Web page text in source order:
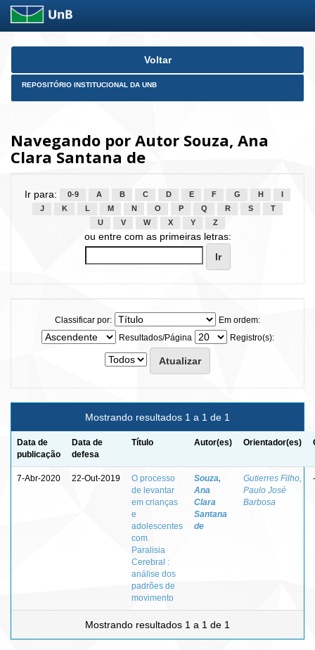
Skip
Voltar
REPOSITÓRIO INSTITUCIONAL DA UNB
Navegando por Autor Souza, Ana
Clara Santana de
Ir para: 0-9 A B C D E F G H
J
K L M N O P Q R S
T
U
V W X Y Z
ou entre com as primeiras letras:
Classificar por:
Em ordem:
Resultados/Página
Registro(s):
Mostrando resultados 1 a 1 de 1
Data de
publicação
Data de
defesa
Título Autor(es) Orientador(es)
7-Abr-2020 22-Out-2019
O processo
de levantar
em crianças
e
adolescentes
com
Paralisia
Cerebral :
análise dos
padrões de
movimento
Souza,
Ana
Clara
Santana
de
Gutierres Filho,
Paulo José
Barbosa
-
Mostrando resultados 1 a 1 de 1